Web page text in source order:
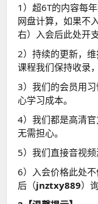
1）超6T的内容每
网盘计算，如果不
右）入会后此处开
2）持续的更新，
课程我们保持收录
3）我们的会员用
心学习成本。
4）我们都是高清官
无需担心。
5）我们直接音视频
6）入会价格此处
后（jnztxy889）